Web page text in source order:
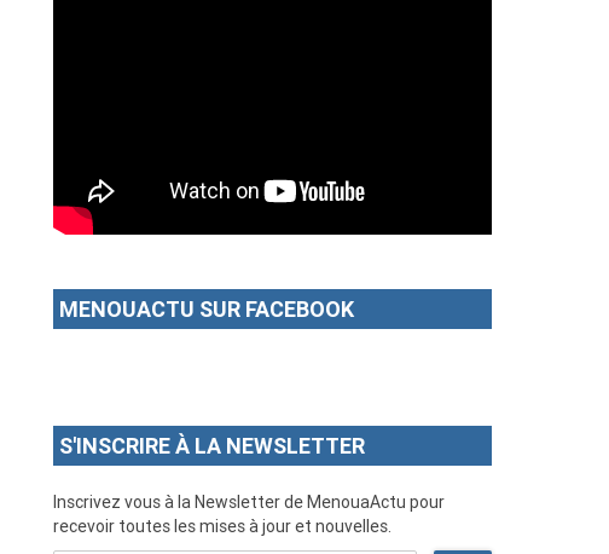
MENOUACTU SUR FACEBOOK
S'INSCRIRE À LA NEWSLETTER
Inscrivez vous à la Newsletter de MenouaActu pour
recevoir toutes les mises à jour et nouvelles.